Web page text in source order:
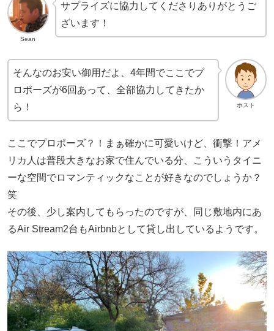
Sean
サプライズに協力してくださりありがとうご
ざいます！
ホスト
そんなのお安い御用だよ、4年間でここでプ
ロポーズが6回あって、全部協力してきたか
ら！
ここでプロポーズ？！まぁ確かに可愛いけど、衝撃！アメ
リカ人は普段大きなお家で住んでいる分、こういうタイニ
ーな空間でロマンティックなことが好きなのでしょうか？
笑
その後、少し案内してもらったのですが、同じ敷地内にあ
るAir Stream2台もAirbnbとして貸し出しているようです。